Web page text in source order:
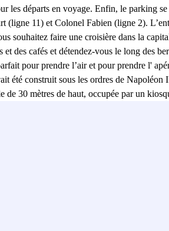
les départs en voyage. Enfin, le parking
11) et Colonel Fabien (ligne 2).
faire une croisière dans la
des cafés et détendez-vous le long des
pour prendre l’air et pour prendre l'
construit sous les ordres de Napoléon
30 mètres de haut, occupée par un
plus très loin de la Gare de l’Est et